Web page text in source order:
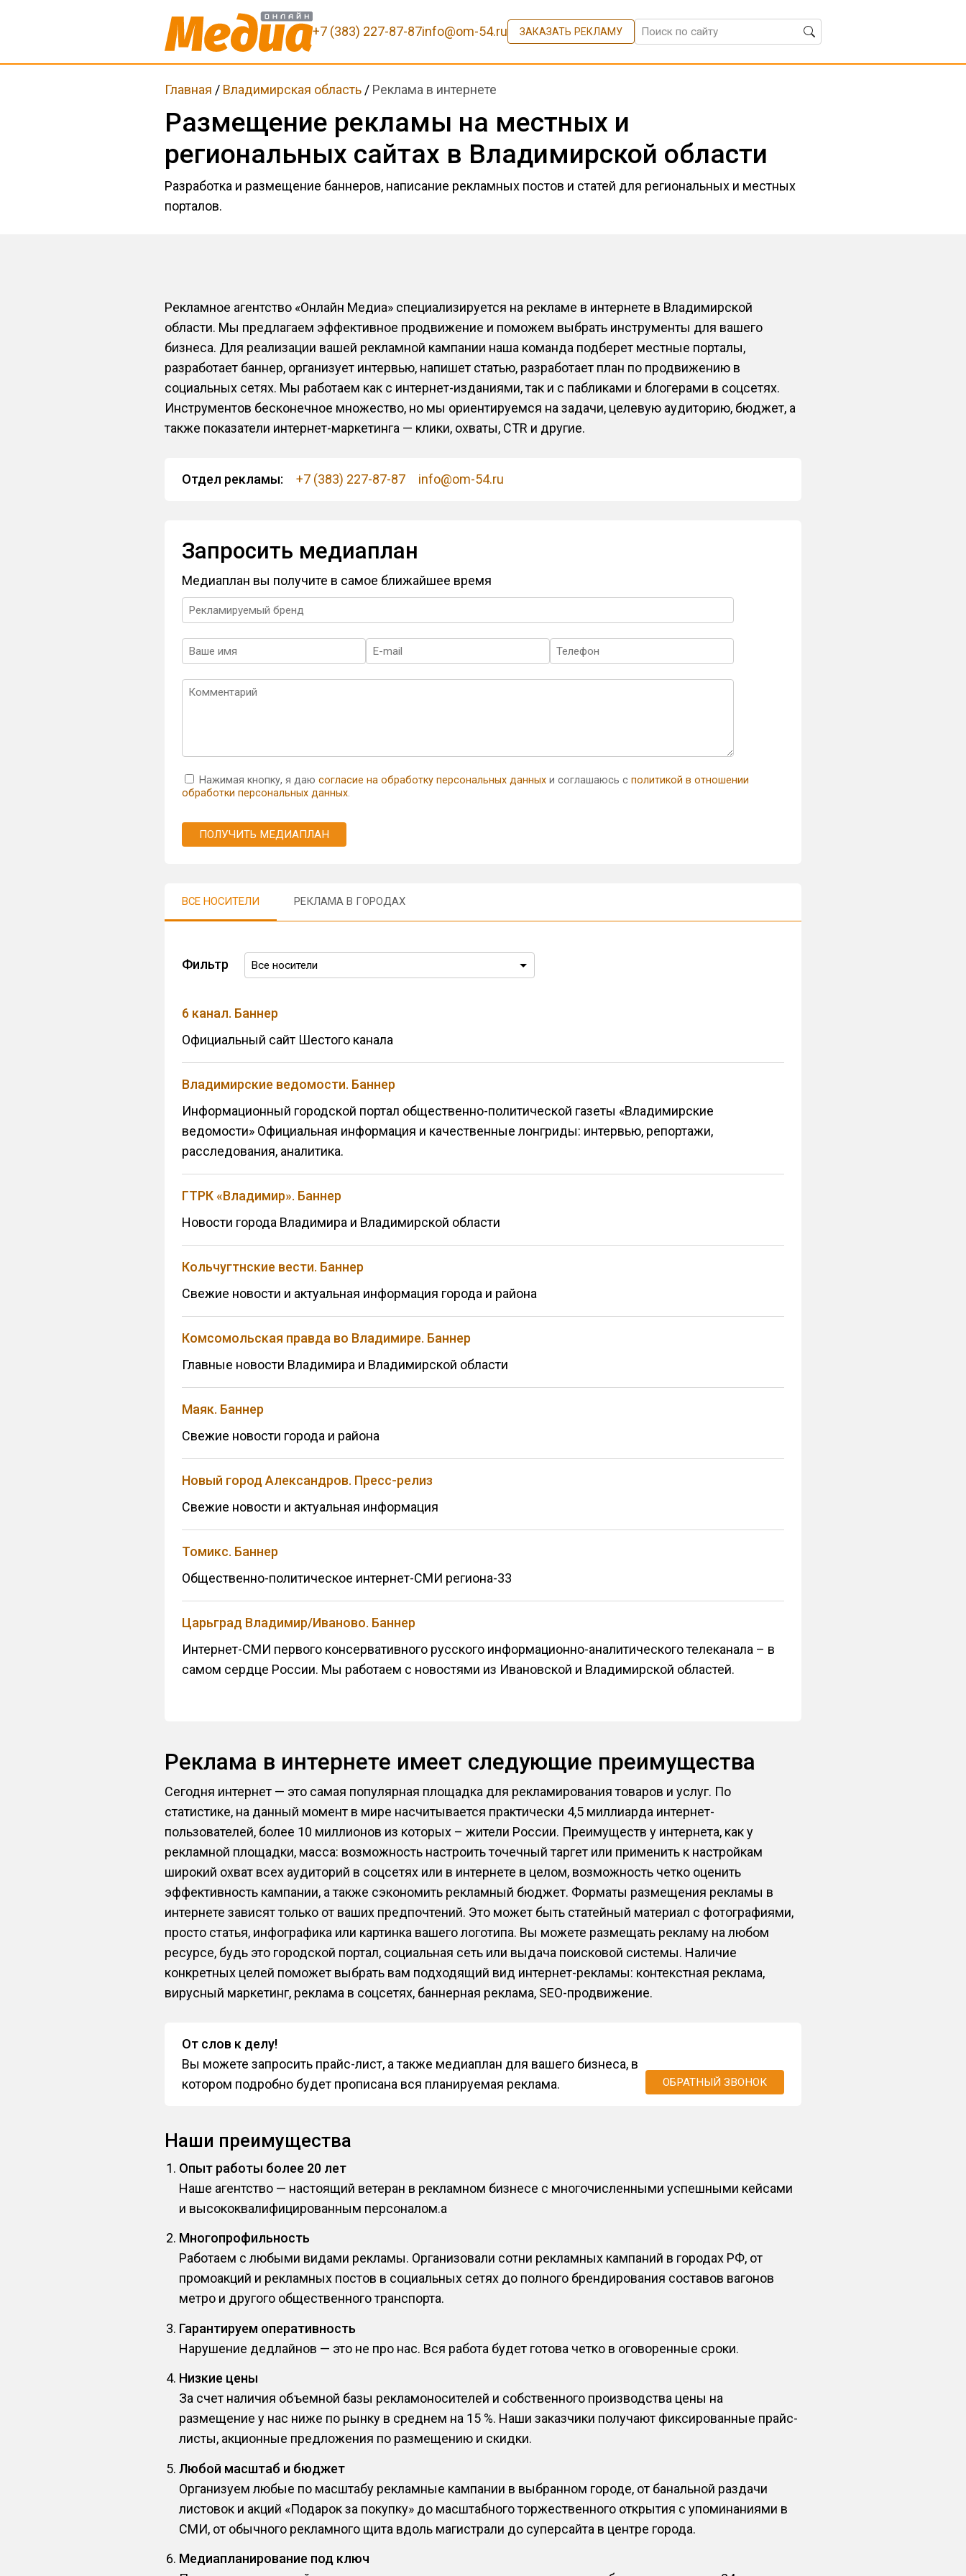
+7 (383) 227-87-87info@om-54.ru ЗАКАЗАТЬ РЕКЛАМУ
Главная / Владимирская область/ Реклама в интернете
Размещение рекламы на местных и
региональных сайтах в Владимирской области
Разработка и размещение баннеров, написание рекламных постов и статей для региональных и местных
порталов.
Рекламное агентство «Онлайн Медиа» специализируется на рекламе в интернете в Владимирской
области. Мы предлагаем эффективное продвижение и поможем выбрать инструменты для вашего
бизнеса. Для реализации вашей рекламной кампании наша команда подберет местные порталы,
разработает баннер, организует интервью, напишет статью, разработает план по продвижению в
социальных сетях. Мы работаем как с интернет-изданиями, так и с пабликами и блогерами в соцсетях.
Инструментов бесконечное множество, но мы ориентируемся на задачи, целевую аудиторию, бюджет, а
также показатели интернет-маркетинга — клики, охваты, CTR и другие.
Отдел рекламы: +7 (383) 227-87-87 info@om-54.ru
Запросить медиаплан
Медиаплан вы получите в самое ближайшее время
Нажимая кнопку, я даю согласие на обработку персональных данныхи соглашаюсь с политикой в отношении
обработки персональных данных.
ПОЛУЧИТЬ МЕДИАПЛАН
ВСЕ НОСИТЕЛИ РЕКЛАМА В ГОРОДАХ
Фильтр
6 канал. Баннер
Официальный сайт Шестого канала
Владимирские ведомости. Баннер
Информационный городской портал общественно-политической газеты «Владимирские
ведомости» Официальная информация и качественные лонгриды: интервью, репортажи,
расследования, аналитика.
ГТРК «Владимир». Баннер
Новости города Владимира и Владимирской области
Кольчугтнские вести. Баннер
Свежие новости и актуальная информация города и района
Комсомольская правда во Владимире. Баннер
Главные новости Владимира и Владимирской области
Маяк. Баннер
Свежие новости города и района
Новый город Александров. Пресс-релиз
Свежие новости и актуальная информация
Томикс. Баннер
Общественно-политическое интернет-СМИ региона-33
Царьград Владимир/Иваново. Баннер
Интернет-СМИ первого консервативного русского информационно-аналитического телеканала – в
самом сердце России. Мы работаем с новостями из Ивановской и Владимирской областей.
Реклама в интернете имеет следующие преимущества
Сегодня интернет — это самая популярная площадка для рекламирования товаров и услуг. По
статистике, на данный момент в мире насчитывается практически 4,5 миллиарда интернет-
пользователей, более 10 миллионов из которых – жители России. Преимуществ у интернета, как у
рекламной площадки, масса: возможность настроить точечный таргет или применить к настройкам
широкий охват всех аудиторий в соцсетях или в интернете в целом, возможность четко оценить
эффективность кампании, а также сэкономить рекламный бюджет. Форматы размещения рекламы в
интернете зависят только от ваших предпочтений. Это может быть статейный материал с фотографиями,
просто статья, инфографика или картинка вашего логотипа. Вы можете размещать рекламу на любом
ресурсе, будь это городской портал, социальная сеть или выдача поисковой системы. Наличие
конкретных целей поможет выбрать вам подходящий вид интернет-рекламы: контекстная реклама,
вирусный маркетинг, реклама в соцсетях, баннерная реклама, SEO-продвижение.
От слов к делу!
Вы можете запросить прайс-лист, а также медиаплан для вашего бизнеса, в
котором подробно будет прописана вся планируемая реклама.
ОБРАТНЫЙ ЗВОНОК
Наши преимущества
Опыт работы более 20 лет
Наше агентство — настоящий ветеран в рекламном бизнесе с многочисленными успешными кейсами
и высококвалифицированным персоналом.a
Многопрофильность
Работаем с любыми видами рекламы. Организовали сотни рекламных кампаний в городах РФ, от
промоакций и рекламных постов в социальных сетях до полного брендирования составов вагонов
метро и другого общественного транспорта.
Гарантируем оперативность
Нарушение дедлайнов — это не про нас. Вся работа будет готова четко в оговоренные сроки.
Низкие цены
За счет наличия объемной базы рекламоносителей и собственного производства цены на
размещение у нас ниже по рынку в среднем на 15 %. Наши заказчики получают фиксированные прайс-
листы, акционные предложения по размещению и скидки.
Любой масштаб и бюджет
Организуем любые по масштабу рекламные кампании в выбранном городе, от банальной раздачи
листовок и акций «Подарок за покупку» до масштабного торжественного открытия с упоминаниями в
СМИ, от обычного рекламного щита вдоль магистрали до суперсайта в центре города.
Медиапланирование под ключ